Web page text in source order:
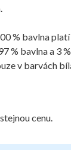
% bavlna
% bavlna a 3
v barvách
cenu.